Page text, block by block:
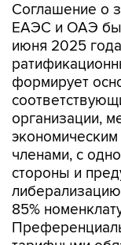
Соглашение о
ЕАЭС и ОАЭ
июня 2025
формирует
организации,
членами, с
стороны и
85%